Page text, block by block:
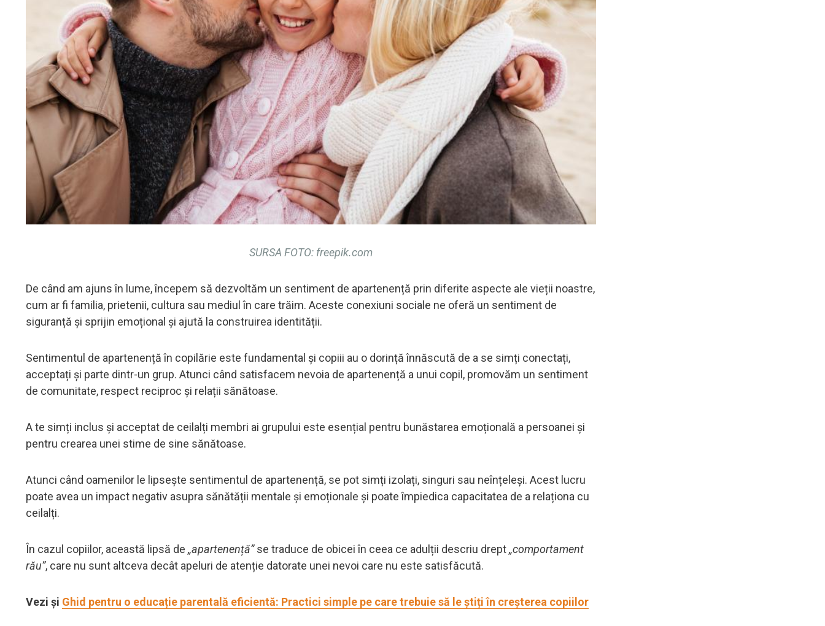
SURSA FOTO: freepik.com
De când am ajuns în lume, începem să dezvoltăm un sentiment de apartenență prin diferite aspecte ale vieții noastre,
cum ar fi familia, prietenii, cultura sau mediul în care trăim. Aceste conexiuni sociale ne oferă un sentiment de
siguranță și sprijin emoțional și ajută la construirea identității.
Sentimentul de apartenență în copilărie este fundamental și copiii au o dorință înnăscută de a se simți conectați,
acceptați și parte dintr-un grup. Atunci când satisfacem nevoia de apartenență a unui copil, promovăm un sentiment
de comunitate, respect reciproc și relații sănătoase.
A te simți inclus și acceptat de ceilalți membri ai grupului este esențial pentru bunăstarea emoțională a persoanei și
pentru crearea unei stime de sine sănătoase.
Atunci când oamenilor le lipsește sentimentul de apartenență, se pot simți izolați, singuri sau neînțeleși. Acest lucru
poate avea un impact negativ asupra sănătății mentale și emoționale și poate împiedica capacitatea de a relaționa cu
ceilalți.
În cazul copiilor, această lipsă de „apartenență”se traduce de obicei în ceea ce adulții descriu drept„comportament
rău”, care nu sunt altceva decât apeluri de atenție datorate unei nevoi care nu este satisfăcută.
Vezi și Ghid pentru o educație parentală eficientă: Practici simple pe care trebuie să le știți în creșterea copiilor